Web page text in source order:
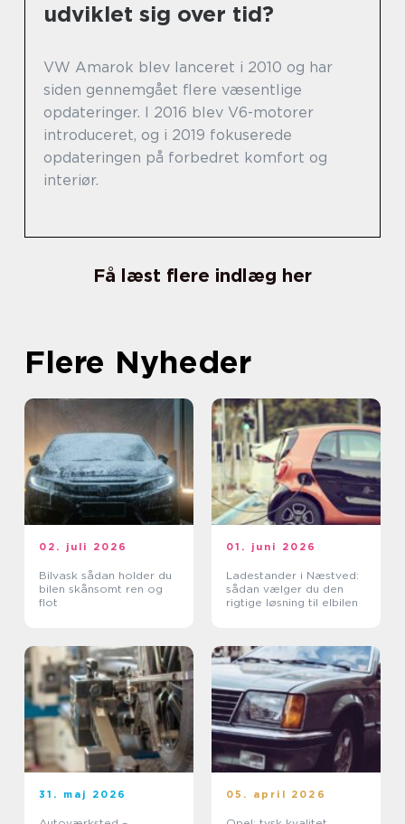
udviklet sig over tid?
VW Amarok blev lanceret i 2010 og har
siden gennemgået flere væsentlige
opdateringer. I 2016 blev V6-motorer
introduceret, og i 2019 fokuserede
opdateringen på forbedret komfort og
interiør.
Få læst flere indlæg her
Flere Nyheder
02. juli 2026
Bilvask sådan holder du
bilen skånsomt ren og
flot
01. juni 2026
Ladestander i Næstved:
sådan vælger du den
rigtige løsning til elbilen
31. maj 2026 05. april 2026